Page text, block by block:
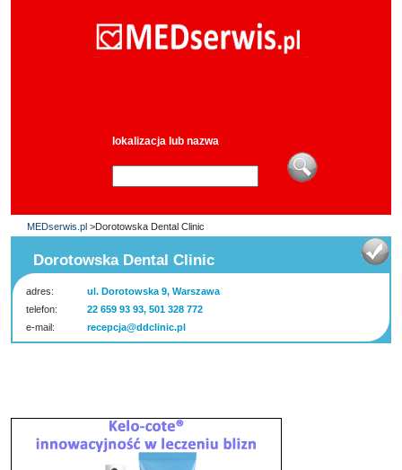
lokalizacja lub nazwa
MEDserwis.pl >Dorotowska Dental Clinic
Dorotowska Dental Clinic
adres:
ul. Dorotowska 9, Warszawa
telefon:
22 659 93 93, 501 328 772
e-mail:
recepcja@ddclinic.pl